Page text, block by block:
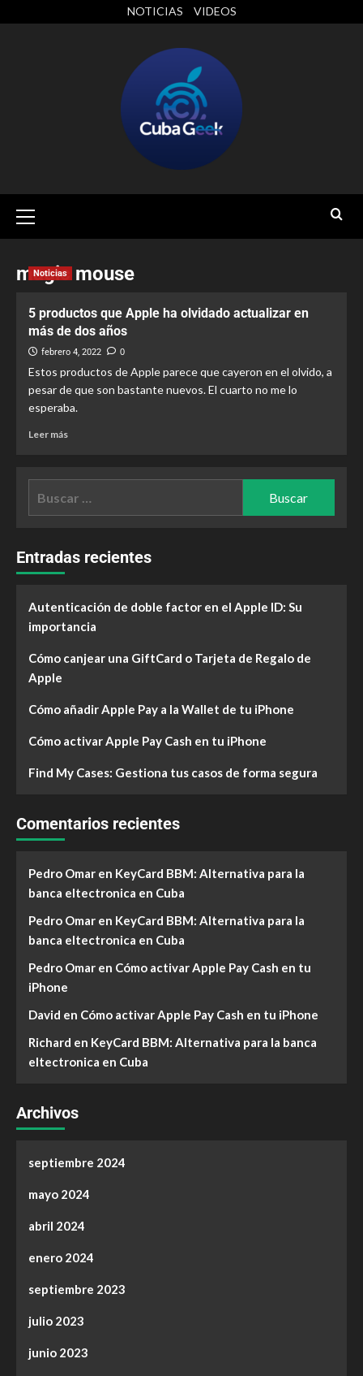
NOTICIAS VIDEOS
magic mouse
Noticias
5 productos que Apple ha olvidado actualizar en
más de dos años
febrero 4, 2022 0
Estos productos de Apple parece que cayeron en el olvido, a
pesar de que son bastante nuevos. El cuarto no me lo
esperaba.
Leer más
Entradas recientes
Autenticación de doble factor en el Apple ID: Su
importancia
Cómo canjear una GiftCard o Tarjeta de Regalo de
Apple
Cómo añadir Apple Pay a la Wallet de tu iPhone
Cómo activar Apple Pay Cash en tu iPhone
Find My Cases: Gestiona tus casos de forma segura
Comentarios recientes
Pedro Omar en KeyCard BBM: Alternativa para la
banca eltectronica en Cuba
Pedro Omar en KeyCard BBM: Alternativa para la
banca eltectronica en Cuba
Pedro Omar en Cómo activar Apple Pay Cash en tu
iPhone
David en Cómo activar Apple Pay Cash en tu iPhone
Richard en KeyCard BBM: Alternativa para la banca
eltectronica en Cuba
Archivos
septiembre 2024
mayo 2024
abril 2024
enero 2024
septiembre 2023
julio 2023
junio 2023